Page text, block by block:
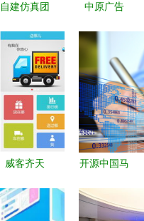
自建仿真团
分析外包
一场成本与
效率的博弈
中原广告
跑者及其数
字化服务新
趋势
威客齐天
信，在App
开源中国马
码托管服务